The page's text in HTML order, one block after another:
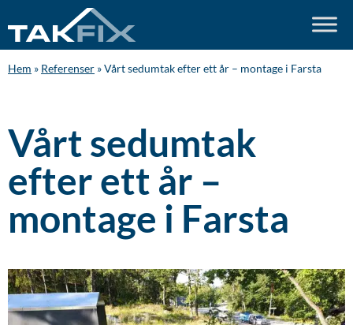
Hem » Referenser »Vårt sedumtak efter ett år – montage i Farsta
Vårt sedumtak
efter ett år –
montage i Farsta